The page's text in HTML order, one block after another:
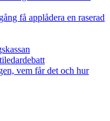
få applådera en raserad
vem får det och hur